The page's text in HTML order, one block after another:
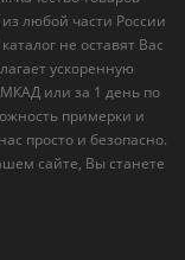
любой части России
не оставят Вас
ускоренную
МКАД или за 1 день по
примерки и
просто и безопасно.
сайте, Вы станете